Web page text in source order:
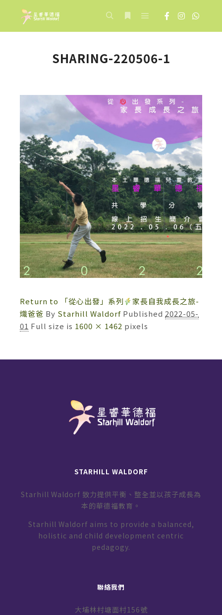
SHARING-220506-1
Return to 「從心出發」系列
家長自我成長之旅-
熾爸爸 By Starhill Waldorf Published 2022-05-
01 Full size is 1600 × 1462 pixels
STARHILL WALDORF
Starhill Waldorf 致力提供平衡、整全並以孩子成長為
本的華德福教育。
Starhill Waldorf aims to provide a balanced,
holistic and child development centric
pedagogy.
聯絡我們
大埔林村塘面村156號